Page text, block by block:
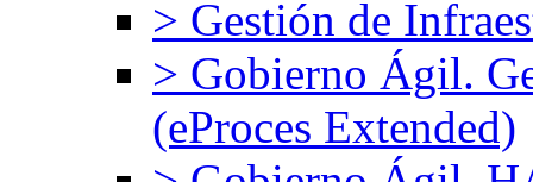
> Gestión de
> Gobierno Ágil.
(eProces Extended)